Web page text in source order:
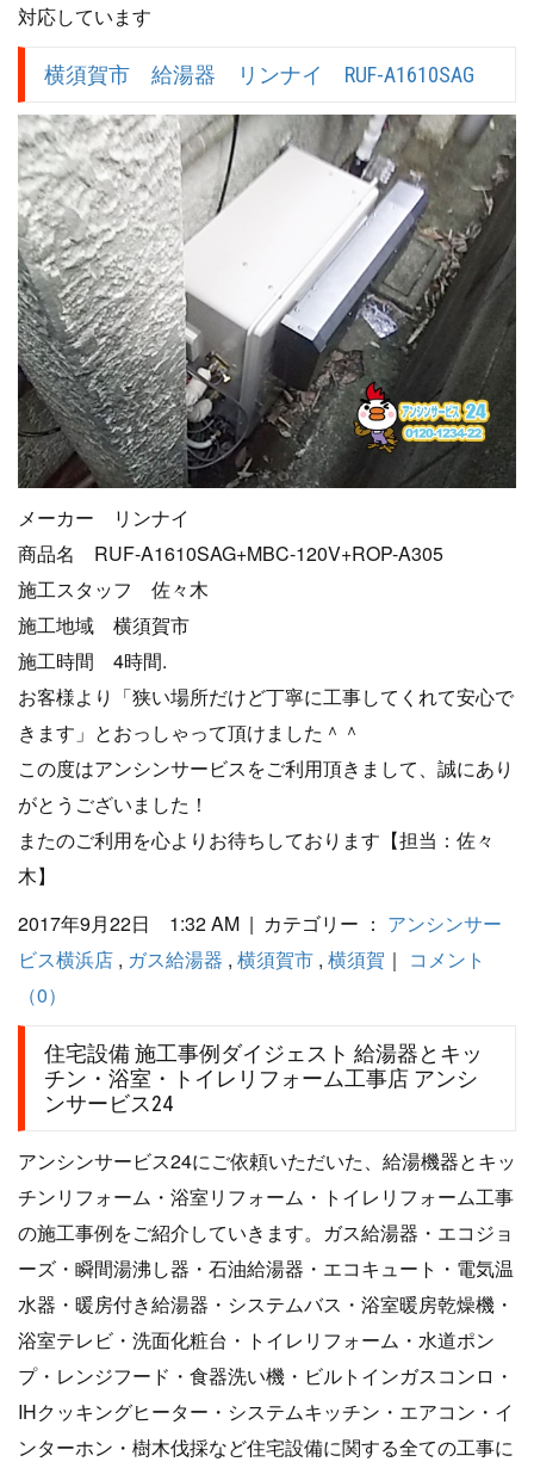
対応しています
横須賀市 給湯器 リンナイ RUF-A1610SAG
メーカー リンナイ
商品名 RUF-A1610SAG+MBC-120V+ROP-A305
施工スタッフ 佐々木
施工地域 横須賀市
施工時間 4時間.
お客様より「狭い場所だけど丁寧に工事してくれて安心で
きます」とおっしゃって頂けました＾＾
この度はアンシンサービスをご利用頂きまして、誠にあり
がとうございました！
またのご利用を心よりお待ちしております【担当：佐々
木】
2017年9月22日 1:32 AM | カテゴリー ： アンシンサー
ビス横浜店 , ガス給湯器 , 横須賀市 , 横須賀 ｜ コメント
（0）
住宅設備 施工事例ダイジェスト 給湯器とキッ
チン・浴室・トイレリフォーム工事店 アンシ
ンサービス24
アンシンサービス24にご依頼いただいた、給湯機器とキッ
チンリフォーム・浴室リフォーム・トイレリフォーム工事
の施工事例をご紹介していきます。ガス給湯器・エコジョ
ーズ・瞬間湯沸し器・石油給湯器・エコキュート・電気温
水器・暖房付き給湯器・システムバス・浴室暖房乾燥機・
浴室テレビ・洗面化粧台・トイレリフォーム・水道ポン
プ・レンジフード・食器洗い機・ビルトインガスコンロ・
IHクッキングヒーター・システムキッチン・エアコン・イ
ンターホン・樹木伐採など住宅設備に関する全ての工事に